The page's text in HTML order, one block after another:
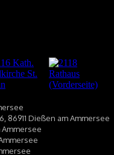
86911 Dießen am Ammersee
Ammersee